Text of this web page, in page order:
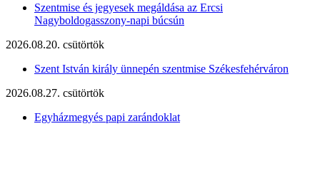
Szentmise és jegyesek megáldása az Ercsi
Nagyboldogasszony-napi búcsún
2026.08.20. csütörtök
Szent István király ünnepén szentmise Székesfehérváron
2026.08.27. csütörtök
Egyházmegyés papi zarándoklat